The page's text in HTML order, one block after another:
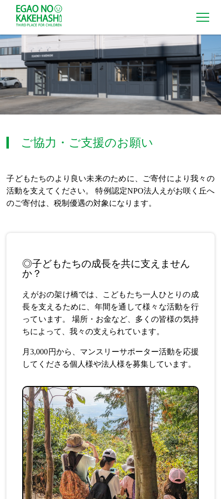
TOP
ACTIVITY
ご支援ご寄付
ご協力・ご支援のお願い
子どもたちのより良い未来のために、ご寄付により我々の
活動を支えてください。 特例認定NPO法人えがお咲く丘へ
のご寄付は、税制優遇の対象になります。
◎子どもたちの成長を共に支えません
か？
えがおの架け橋では、こどもたち一人ひとりの成
長を支えるために、年間を通して様々な活動を行
っています。 場所・お金など、多くの皆様の気持
ちによって、我々の支えられています。
月3,000円から、マンスリーサポーター活動を応援
してくださる個人様や法人様を募集しています。